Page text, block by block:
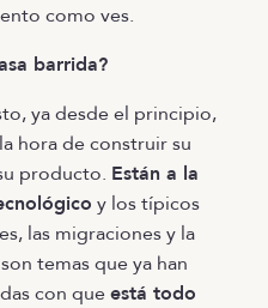
como ves.
barrida?
ya desde el principio,
hora de construir su
producto. Están a la
y los típicos
las migraciones y la
temas que ya han
con queestá todo